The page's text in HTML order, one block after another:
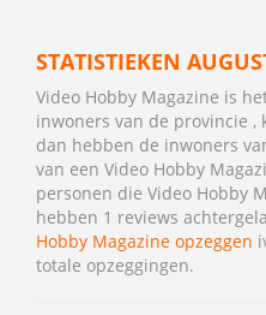
STATISTIEKEN
Video Hobby Magazine is
inwoners van de provincie ,
dan hebben de inwoners
van een Video Hobby
personen die Video Hobby
hebben 1 reviews
Hobby Magazine opzeggen
totale opzeggingen.